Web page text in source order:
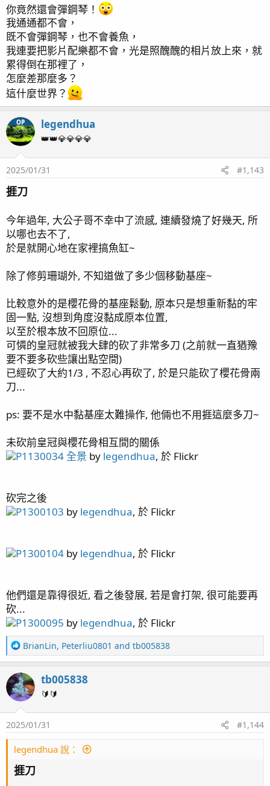
[文章聯結]
page1 啟動
page4 除水面油墨 - WAV設定
page6 魚蝦資料登入 / 橘點蝦虎(1)
page7 硬骨記錄(1) / 鼻涕戰爭 / 加菜囉!(假綿羊蝦幼蝦)
page8 食藻蟹 / 滿月更新 / 一夜白頭
page9 補水設備 / 停電方案 / 蛋白機設置 / 沸石桶設置
page10 ORP 與 PH / 白砂清潔工 橘點蝦虎(2)
page11 淨身工廠開張!清潔蝦 / 硬骨記錄(2) / 鼻涕戰爭
(Dino) 結束 / 滿兩個月
page12 Olympus TG-6 小試身手 / green Acropora sp.
(1) / 紅火蟻 / 滿三個月 / 假綿羊蝦幼蝦
page13 燈架規劃 / 白點
page14 沸石桶 / 滿四個月
page16 滿半年
page17 滿七個月 / 新進弟兄 - 公子小丑(1) / KHG & APEX
結合
/ 滿八個月更新 / KHG 升級 / 燈具更新
page20 藍眼海金魚陣亡 / 寄居蟹噴發 / 噴發大樓 / 十個
月更新
page21 影片紀錄/ 紅奶嘴(1) / 第四種噴發生物 / 榔頭(1) /
Acropora Valida(1) / green Acropora sp.(2)
page22 十一個月更新 / 糖果腦(1) / 滿周歲
page23 綠長支(1) / 硬骨記錄(4)
page24 一年一個月更新 / HANNA HI736 (PO4蛋機) /
page25 橘子 / 美國草莓陣亡
page26 藍腳寄居蟹(2) / 新進弟兄 - 公子小丑(4)
page27 一年兩個月更新 / 生物記錄
page28 一年三個月更新 / 鈕扣心得
page29 一年四個月 / 一年五個月 / 食藻螺噴卵
page32 一年八個月更新 / 魚缸邊條 / 一年九個月更新 /
陽隧足噴發
page33 紅奶嘴成長記錄(2) / 一年十個月更新 / UNI700
page34 糖果腦記錄(2) / 一年十一個月更新 / APEX WAV
罷工 / APEX EB832 不供電 / Kraken DC-6500 金屬墊片
page35 TG6 / AI Nero5
page36 浮淺
page37 燈罩改版 / KHA粉墨登場 / 燈具斷軸
page38 KHA & KHG / 兩年三個月
page39 魚隻點名 / 黃金蝦虎遇難
page41 珊瑚骨 / Tunze 3181 藻桶
page42 魚隻損失 / 雙蛙之舞
page43 Sony A7C / 雙骨PK戰
page44 近況影片/ 五爪貝的劫難 / 紅奶嘴海葵噴精 / 珊瑚
打架
page45 草莓蛋糕
page46 奶嘴再分裂 / T5 預熱安定器損毀 / 粉藍登場
page47 垃圾海葵去除方案
page48 橘子 / 花園鰻
你竟然還會彈鋼琴！
我通通都不會，
既不會彈鋼琴，也不會養魚，
我連要把影片配樂都不會，光是照醜醜的相片放上來，就
累得倒在那裡了，
怎麼差那麼多？
這什麼世界？
OP legendhua
👑👑💎💎💎💎
2025/01/31 #1,143
捱刀
今年過年, 大公子哥不幸中了流感, 連續發燒了好幾天, 所
以哪也去不了,
於是就開心地在家裡搞魚缸~
除了修剪珊瑚外, 不知道做了多少個移動基座~
比較意外的是櫻花骨的基座鬆動, 原本只是想重新黏的牢
固一點, 沒想到角度沒黏成原本位置,
以至於根本放不回原位...
可憐的皇冠就被我大肆的砍了非常多刀 (之前就一直猶豫
要不要多砍些讓出點空間)
已經砍了大約1/3 , 不忍心再砍了, 於是只能砍了櫻花骨兩
刀...
ps: 要不是水中黏基座太難操作, 他倆也不用捱這麼多刀~
未砍前皇冠與櫻花骨相互間的關係
P1130034 全景 by legendhua, 於 Flickr
砍完之後
P1300103 by legendhua, 於 Flickr
P1300104 by legendhua, 於 Flickr
他們還是靠得很近, 看之後發展, 若是會打架, 很可能要再
砍...
P1300095 by legendhua, 於 Flickr
R
e
c
t
i
o
n
：
BrianLin, Peterliu0801 and tb005838
tb005838
🔰🔰
2025/01/31 #1,144
legendhua 說：
捱刀